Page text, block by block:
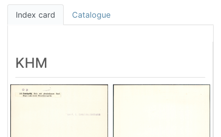
Index card Catalogue
KHM